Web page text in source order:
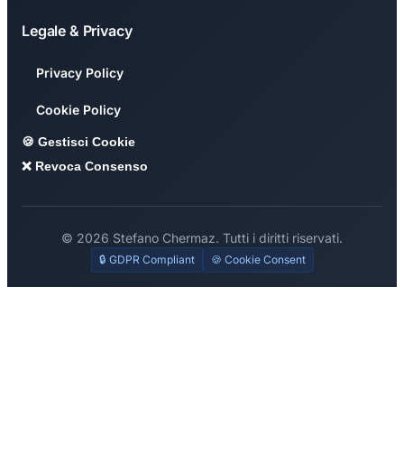
Legale & Privacy
Privacy Policy
Cookie Policy
🍪 Gestisci Cookie
❌ Revoca Consenso
© 2026 Stefano Chermaz. Tutti i diritti riservati.
🔒 GDPR Compliant 🍪 Cookie Consent